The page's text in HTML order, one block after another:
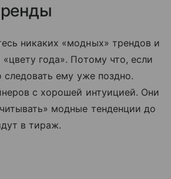
никаких «модных» трендов и
года». Потому что, если
следовать ему уже поздно.
с хорошей интуицией. Они
модные тенденции до
в тираж.